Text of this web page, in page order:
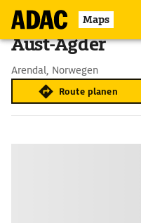
Maps
Aust-Agder
Arendal, Norwegen
Route planen